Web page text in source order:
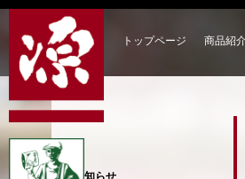
トップページ 商品紹
お知らせ